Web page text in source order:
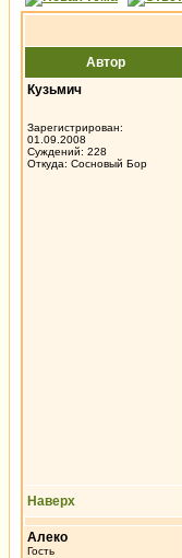
Автор
Кузьмич
Зарегистрирован:
01.09.2008
Суждений: 228
Откуда: Сосновый Бор
Наверх
Алеко
Гость